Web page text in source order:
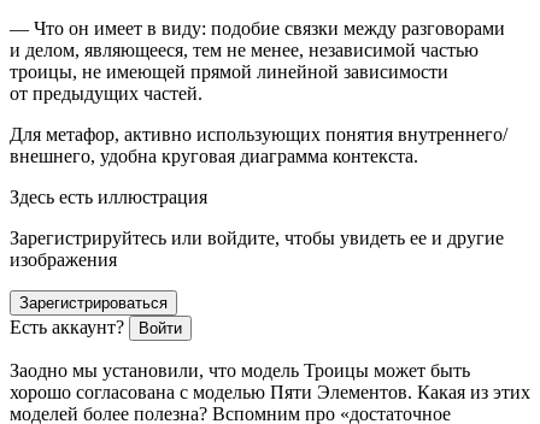
— Что он имеет в виду: подобие связки между разговорами
и делом, являющееся, тем не менее, независимой частью
троицы, не имеющей прямой линейной зависимости
от предыдущих частей.
Для метафор, активно использующих понятия внутреннего/
внешнего, удобна круговая диаграмма контекста.
Здесь есть иллюстрация
Зарегистрируйтесь или войдите, чтобы увидеть ее и другие
изображения
Зарегистрироваться
Есть аккаунт? Войти
Заодно мы установили, что модель Троицы может быть
хорошо согласована с моделью Пяти Элементов. Какая из этих
моделей более полезна? Вспомним про «достаточное